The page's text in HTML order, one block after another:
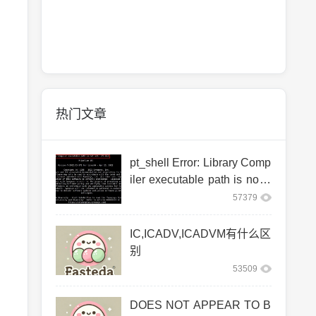
热门文章
pt_shell Error: Library Comp
iler executable path is not s
57379
IC,ICADV,ICADVM有什么区
别
53509
DOES NOT APPEAR TO B